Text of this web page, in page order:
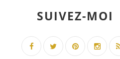
SUIVEZ-MOI